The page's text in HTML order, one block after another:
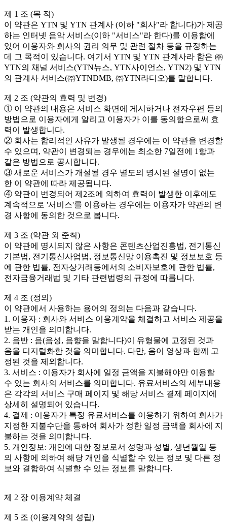
제 1 조 (목 적)
이 약관은 YTN 및 YTN 관계사 (이하 "회사"라 합니다)가 제공
하는 인터넷 음악 서비스(이하 "서비스"라 한다)를 이용함에
있어 이용자와 회사의 권리 의무 및 관련 절차 등을 규정하는
데 그 목적이 있습니다. 여기서 YTN 및 YTN 관계사라 함은 ㈜
YTN의 채널 서비스(YTN뉴스, YTN사이언스, YTN2) 및 YTN
의 관계사 서비스(㈜YTNDMB, ㈜YTN라디오)를 말합니다.
제 2 조 (약관의 효력 및 변경)
① 이 약관의 내용은 서비스 화면에 게시하거나 전자우편 등의
방법으로 이용자에게 알리고 이용자가 이를 동의함으로써 효
력이 발생합니다.
② 회사는 합리적인 사유가 발생될 경우에는 이 약관을 변경할
수 있으며, 약관이 변경되는 경우에는 최소한 7일전에 1항과
같은 방법으로 공시합니다.
③ 새로운 서비스가 개설될 경우 별도의 명시된 설명이 없는
한 이 약관에 따라 제공됩니다.
④ 약관이 변경되어 제2조에 의하여 효력이 발생한 이후에도
계속적으로 '서비스'를 이용하는 경우에는 이용자가 약관의 변
경 사항에 동의한 것으로 봅니다.
제 3 조 (약관 외 준칙)
이 약관에 명시되지 않은 사항은 콘텐츠산업진흥법, 전기통신
기본법, 전기통신사업법, 정보통신망 이용촉진 및 정보보호 등
에 관한 법률, 전자상거래등에서의 소비자보호에 관한 법률,
전자금융거래법 및 기타 관련법령의 규정에 따릅니다.
제 4 조 (정의)
이 약관에서 사용하는 용어의 정의는 다음과 같습니다.
1. 이용자 : 회사와 서비스 이용계약을 체결하고 서비스 제공을
받는 개인을 의미합니다.
2. 음반 : 음(음성, 음향을 말합니다)이 유형물에 고정된 것과
음을 디지털화한 것을 의미합니다. 다만, 음이 영상과 함께 고
정된 것을 제외합니다.
3. 서비스 : 이용자가 회사에 일정 금액을 지불해야만 이용할
수 있는 회사의 서비스를 의미합니다. 유료서비스의 세부내용
은 각각의 서비스 구매 페이지 및 해당 서비스 결제 페이지에
상세히 설명되어 있습니다.
4. 결제 : 이용자가 특정 유료서비스를 이용하기 위하여 회사가
지정한 지불수단을 통하여 회사가 정한 일정 금액을 회사에 지
불하는 것을 의미합니다.
5. 개인정보: 개인에 대한 정보로서 성명과 성별, 생년월일 등
의 사항에 의하여 해당 개인을 식별할 수 있는 정보 및 다른 정
보와 결합하여 식별할 수 있는 정보를 말합니다.
제 2 장 이용계약 체결
제 5 조 (이용계약의 성립)